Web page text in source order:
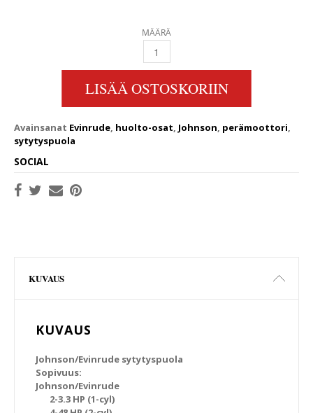
MÄÄRÄ
JOHNSON/EVINRUDE SYTYTYSPUOLA
LISÄÄ OSTOSKORIIN
Avainsanat Evinrude, huolto-osat, Johnson, perämoottori,
sytytyspuola
SOCIAL
KUVAUS
KUVAUS
Johnson/Evinrude sytytyspuola
Sopivuus:
Johnson/Evinrude
2-3.3 HP (1-cyl)